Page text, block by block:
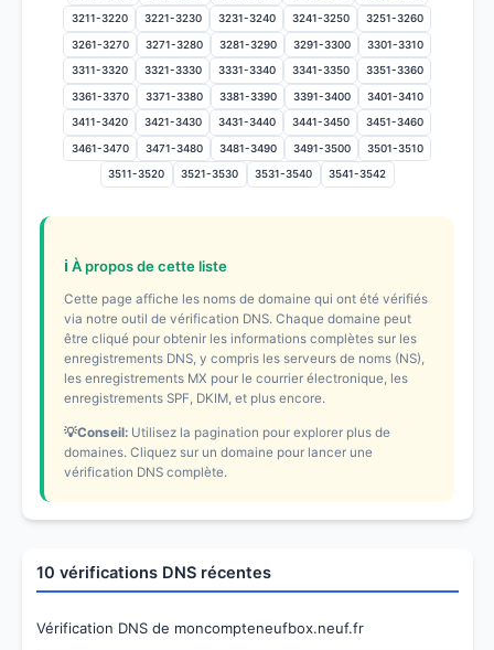
3211-3220 3221-3230 3231-3240 3241-3250 3251-3260
3261-3270 3271-3280 3281-3290 3291-3300 3301-3310
3311-3320 3321-3330 3331-3340 3341-3350 3351-3360
3361-3370 3371-3380 3381-3390 3391-3400 3401-3410
3411-3420 3421-3430 3431-3440 3441-3450 3451-3460
3461-3470 3471-3480 3481-3490 3491-3500 3501-3510
3511-3520 3521-3530 3531-3540 3541-3542
ℹ️ À propos de cette liste
Cette page affiche les noms de domaine qui ont été vérifiés
via notre outil de vérification DNS. Chaque domaine peut
être cliqué pour obtenir les informations complètes sur les
enregistrements DNS, y compris les serveurs de noms (NS),
les enregistrements MX pour le courrier électronique, les
enregistrements SPF, DKIM, et plus encore.
💡Conseil:Utilisez la pagination pour explorer plus de
domaines. Cliquez sur un domaine pour lancer une
vérification DNS complète.
10 vérifications DNS récentes
Vérification DNS de moncompteneufbox.neuf.fr